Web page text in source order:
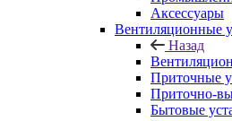
Аксессуары
Вентиляционные
Назад
Приточные
Приточно-
Бытовые